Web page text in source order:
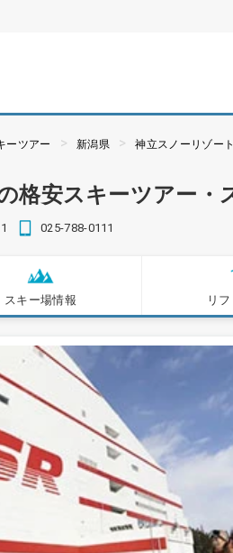
ーツアー 新潟県 神立スノーリゾート
格安スキーツアー・
025-788-0111
スキー場情報 リ